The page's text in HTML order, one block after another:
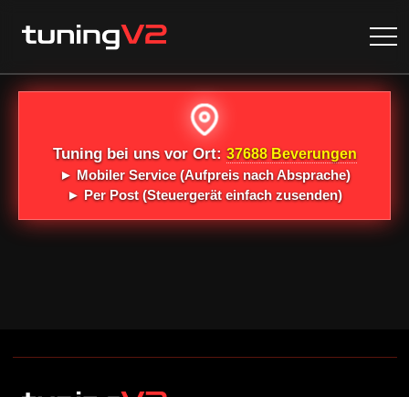
Tuning bei uns vor Ort: 37688 Beverungen
► Mobiler Service(Aufpreis nach Absprache)
►Per Post(Steuergerät einfach zusenden)